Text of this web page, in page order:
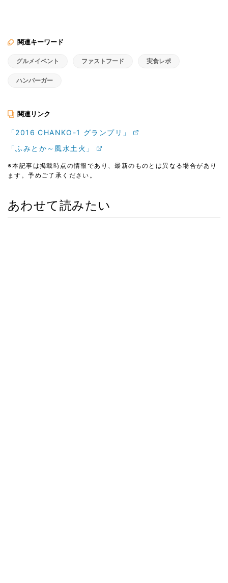
関連キーワード
グルメイベント ファストフード 実食レポ
ハンバーガー
関連リンク
「2016 CHANKO-1 グランプリ」
「ふみとか～風水土火」
※本記事は掲載時点の情報であり、最新のものとは異なる場合があり
ます。予めご了承ください。
あわせて読みたい